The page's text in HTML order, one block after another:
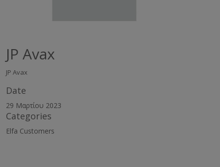
JP Avax
JP Avax
Date
29 Μαρτίου 2023
Categories
Elfa Customers